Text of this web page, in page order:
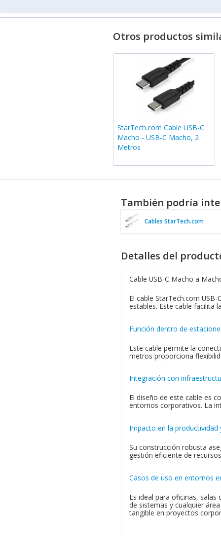
Otros productos
StarTech.com Cable USB-C
Macho - USB-C Macho, 2
Metros
También podría
Cables StarTech.com
Detalles del
Cable USB-C Macho a
El cable StarTech.com
estables. Este cable facilita
Función dentro de
Este cable permite la
metros proporciona
Integración con
El diseño de este cable es
entornos corporativos. La
Impacto en la
Su construcción robusta
gestión eficiente de
Casos de uso en entornos
Es ideal para oficinas,
de sistemas y cualquier
tangible en proyectos